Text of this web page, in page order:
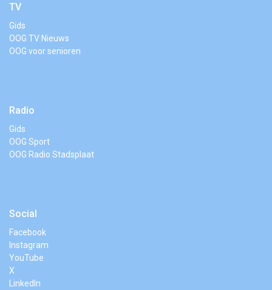
TV
Gids
OOG TV Nieuws
OOG voor senioren
Radio
Gids
OOG Sport
OOG Radio Stadsplaat
Social
Facebook
Instagram
YouTube
X
LinkedIn